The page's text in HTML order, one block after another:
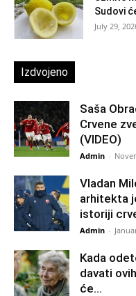
Sudovi
July 29,
Izdvojeno
Saša
Crvene
(VIDEO)
Admin -
Vladan
arhitekta
istoriji
Admin -
Kada
davati
će...